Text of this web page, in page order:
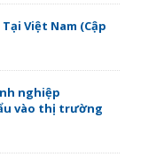
Việt Nam (Cập
nghiệp
vào thị trường